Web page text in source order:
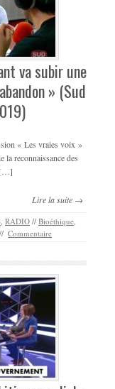
va subir une
» (Sud
« Les vraies voix »
la reconnaissance des
[…]
Lire la suite →
RADIO // Bioéthique
// Commentaire